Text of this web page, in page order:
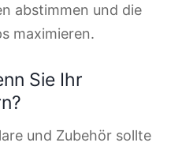
abstimmen und die
maximieren.
Sie Ihr
und Zubehör sollte